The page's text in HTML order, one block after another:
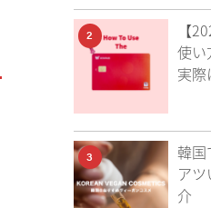
2
【
使い
実際
3
韓国
ア
介